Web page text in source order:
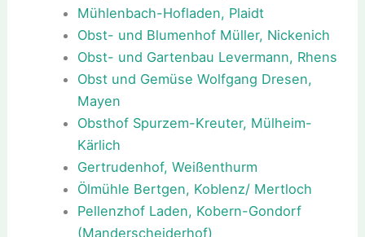
Mühlenbach-Hofladen, Plaidt
Obst- und Blumenhof Müller, Nickenich
Obst- und Gartenbau Levermann, Rhens
Obst und Gemüse Wolfgang Dresen,
Mayen
Obsthof Spurzem-Kreuter, Mülheim-
Kärlich
Gertrudenhof, Weißenthurm
Ölmühle Bertgen, Koblenz/ Mertloch
Pellenzhof Laden, Kobern-Gondorf
(Manderscheiderhof)